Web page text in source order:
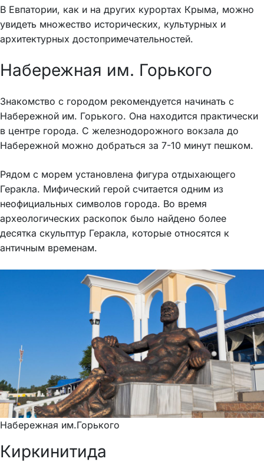
В Евпатории, как и на других курортах Крыма, можно
увидеть множество исторических, культурных и
архитектурных достопримечательностей.
Набережная им. Горького
Знакомство с городом рекомендуется начинать с
Набережной им. Горького. Она находится практически
в центре города. С железнодорожного вокзала до
Набережной можно добраться за 7-10 минут пешком.
Рядом с морем установлена фигура отдыхающего
Геракла. Мифический герой считается одним из
неофициальных символов города. Во время
археологических раскопок было найдено более
десятка скульптур Геракла, которые относятся к
античным временам.
Набережная им.Горького
Киркинитида